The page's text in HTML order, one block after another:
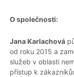
O společnosti:
Jana Karlachová
od roku 2015 a
služeb v oblasti
přístup k